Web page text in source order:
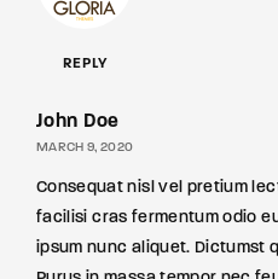
REPLY
John Doe
MARCH 9, 2020
Consequat nisl vel pretium
facilisi cras fermentum odio
ipsum nunc aliquet. Dictumst